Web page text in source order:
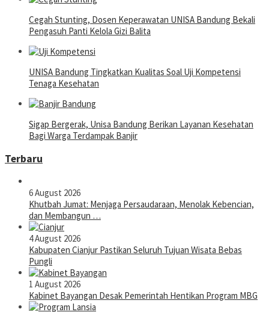
Cegah Stunting, Dosen Keperawatan UNISA Bandung Bekali
Pengasuh Panti Kelola Gizi Balita
UNISA Bandung Tingkatkan Kualitas Soal Uji Kompetensi
Tenaga Kesehatan
Sigap Bergerak, Unisa Bandung Berikan Layanan Kesehatan
Bagi Warga Terdampak Banjir
Terbaru
6 August 2026
Khutbah Jumat: Menjaga Persaudaraan, Menolak Kebencian,
dan Membangun …
4 August 2026
Kabupaten Cianjur Pastikan Seluruh Tujuan Wisata Bebas
Pungli
1 August 2026
Kabinet Bayangan Desak Pemerintah Hentikan Program MBG